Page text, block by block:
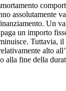
assolutamente
Un
un importo
Tuttavia,
alto
alla fine della